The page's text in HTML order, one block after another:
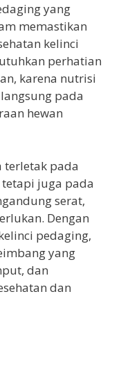
yang
memastikan
kelinci
perhatian
karena nutrisi
pada
hewan
terletak pada
juga pada
serat,
Dengan
pedaging,
yang
dan
dan